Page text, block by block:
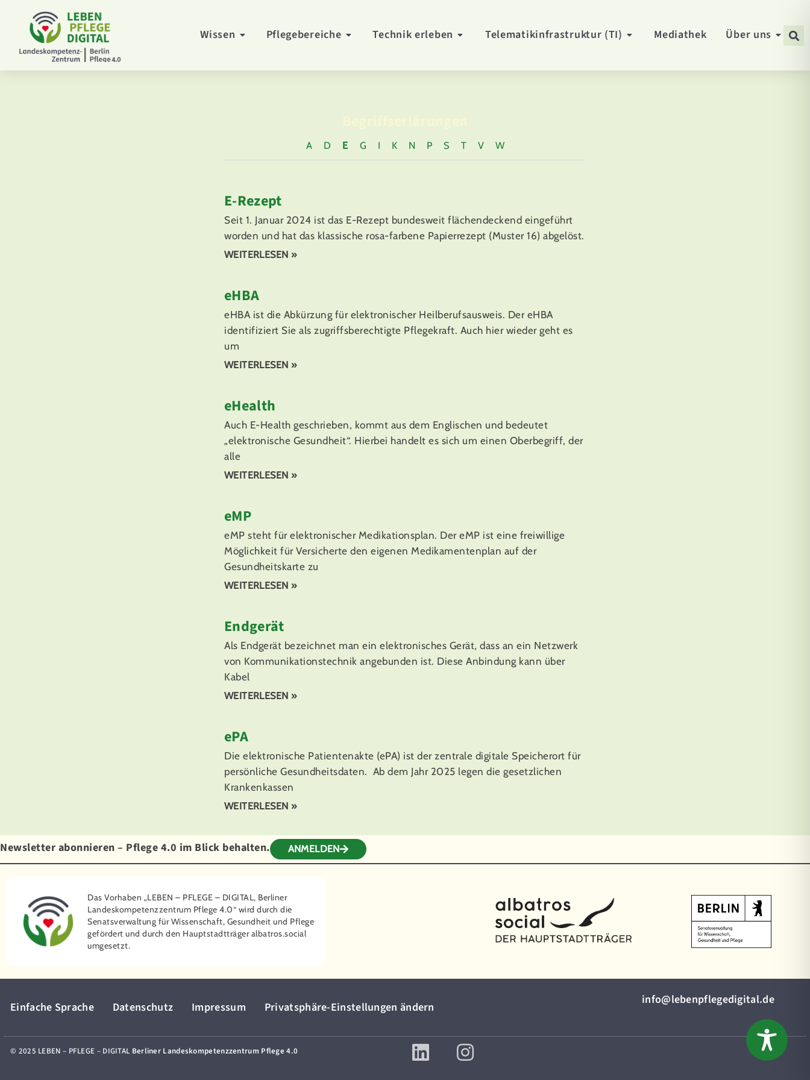
Wissen Pflegebereiche Technik erleben Telematikinfrastruktur (TI) Mediathek Über uns
A D E G I K N P S T V W
E-Rezept
Seit 1. Januar 2024 ist das E-Rezept bundesweit flächendeckend eingeführt
worden und hat das klassische rosa-farbene Papierrezept (Muster 16) abgelöst.
WEITERLESEN »
eHBA
eHBA ist die Abkürzung für elektronischer Heilberufsausweis. Der eHBA
identifiziert Sie als zugriffsberechtigte Pflegekraft. Auch hier wieder geht es
um
WEITERLESEN »
eHealth
Auch E-Health geschrieben, kommt aus dem Englischen und bedeutet
„elektronische Gesundheit“. Hierbei handelt es sich um einen Oberbegriff, der
alle
WEITERLESEN »
eMP
eMP steht für elektronischer Medikationsplan. Der eMP ist eine freiwillige
Möglichkeit für Versicherte den eigenen Medikamentenplan auf der
Gesundheitskarte zu
WEITERLESEN »
Endgerät
Als Endgerät bezeichnet man ein elektronisches Gerät, dass an ein Netzwerk
von Kommunikationstechnik angebunden ist. Diese Anbindung kann über
Kabel
WEITERLESEN »
ePA
Die elektronische Patientenakte (ePA) ist der zentrale digitale Speicherort für
persönliche Gesundheitsdaten. Ab dem Jahr 2025 legen die gesetzlichen
Krankenkassen
WEITERLESEN »
Newsletter abonnieren – Pflege 4.0 im Blick behalten. ANMELDEN
Das Vorhaben „LEBEN – PFLEGE – DIGITAL, Berliner
Landeskompetenzzentrum Pflege 4.0“ wird durch die
Senatsverwaltung für Wissenschaft, Gesundheit und Pflege
gefördert und durch den Hauptstadtträger ­albatros.social
umgesetzt.
Einfache Sprache Datenschutz Impressum Privatsphäre-Einstellungen ändern
ed.la
tigid
egelf
pnebe
l@ofn
i
© 2025 LEBEN – PFLEGE – DIGITAL Berliner Landeskompetenzzentrum Pflege 4.0